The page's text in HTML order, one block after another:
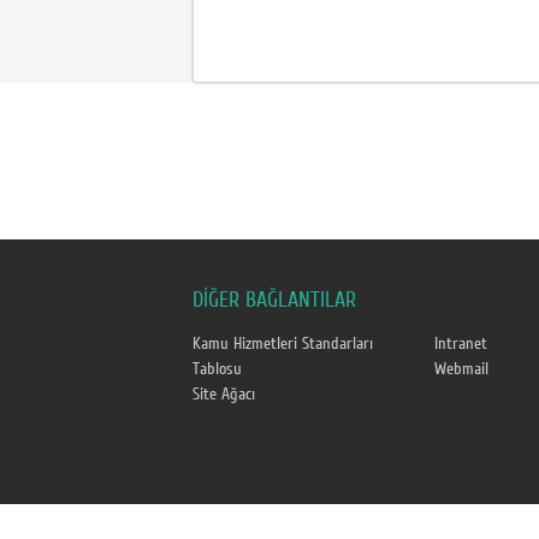
DİĞER BAĞLANTILAR
Kamu Hizmetleri Standarları
Tablosu
Intranet
Webmail
Site Ağacı